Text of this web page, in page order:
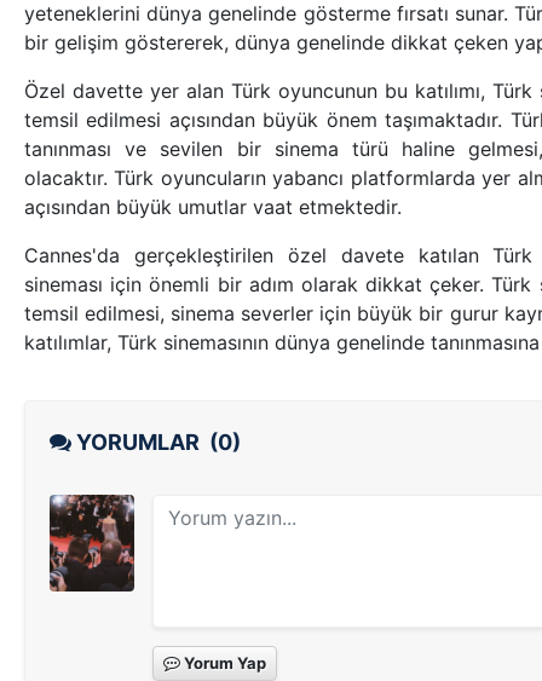
yeteneklerini dünya genelinde gösterme fırsatı sunar.
bir gelişim göstererek, dünya genelinde dikkat çeken
Özel davette yer alan Türk oyuncunun bu katılımı, Türk
temsil edilmesi açısından büyük önem taşımaktadır.
tanınması ve sevilen bir sinema türü haline
olacaktır. Türk oyuncuların yabancı platformlarda yer
açısından büyük umutlar vaat etmektedir.
Cannes'da gerçekleştirilen özel davete katılan Türk
sineması için önemli bir adım olarak dikkat çeker. Türk
temsil edilmesi, sinema severler için büyük bir gurur
katılımlar, Türk sinemasının dünya genelinde
YORUMLAR (0)
Yorum Yap